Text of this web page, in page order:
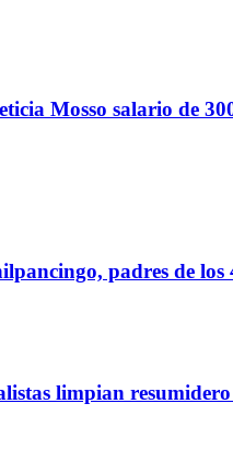
Mosso salario de
padres de
limpian